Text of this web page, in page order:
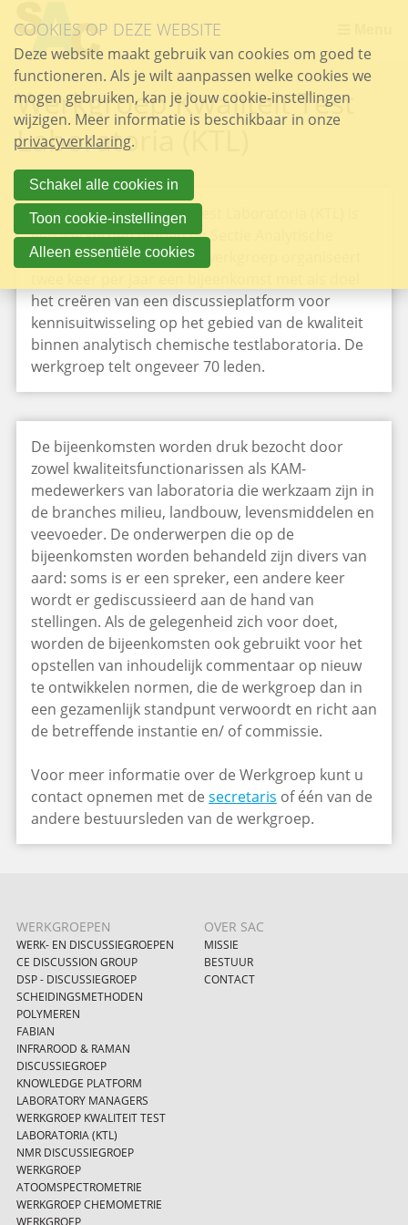
links
over
Spring
naar
de
inhoud
naar
het
menu
Werkgroep Kwaliteit Test
Laboratoria (KTL)
De werkgroep Kwaliteit Test Laboratoria (KTL) is
een werkgroep binnen de Sectie Analytische
Chemie van de KNCV. De werkgroep organiseert
het creëren van een discussieplatform voor
kennisuitwisseling op het gebied van de kwaliteit
binnen analytisch chemische testlaboratoria. De
werkgroep telt ongeveer 70 leden.
De bijeenkomsten worden druk bezocht door
zowel kwaliteitsfunctionarissen als KAM-
medewerkers van laboratoria die werkzaam zijn in
de branches milieu, landbouw, levensmiddelen en
veevoeder. De onderwerpen die op de
bijeenkomsten worden behandeld zijn divers van
aard: soms is er een spreker, een andere keer
wordt er gediscussieerd aan de hand van
stellingen. Als de gelegenheid zich voor doet,
worden de bijeenkomsten ook gebruikt voor het
opstellen van inhoudelijk commentaar op nieuw
te ontwikkelen normen, die de werkgroep dan in
een gezamenlijk standpunt verwoordt en richt aan
de betreffende instantie en/ of commissie.
Voor meer informatie over de Werkgroep kunt u
contact opnemen met de secretaris of één van de
andere bestuursleden van de werkgroep.
WERKGROEPEN
WERK- EN DISCUSSIEGROEPEN
CE DISCUSSION GROUP
DSP - DISCUSSIEGROEP
SCHEIDINGSMETHODEN
POLYMEREN
FABIAN
INFRAROOD & RAMAN
DISCUSSIEGROEP
KNOWLEDGE PLATFORM
LABORATORY MANAGERS
WERKGROEP KWALITEIT TEST
LABORATORIA (KTL)
NMR DISCUSSIEGROEP
WERKGROEP
ATOOMSPECTROMETRIE
WERKGROEP CHEMOMETRIE
WERKGROEP
OVER SAC
MISSIE
BESTUUR
CONTACT
COOKIES OP DEZE WEBSITE
Deze website maakt gebruik van cookies om goed te
functioneren. Als je wilt aanpassen welke cookies we
mogen gebruiken, kan je jouw cookie-instellingen
wijzigen. Meer informatie is beschikbaar in onze
privacyverklaring.
Schakel alle cookies in
Toon cookie-instellingen
Alleen essentiële cookies